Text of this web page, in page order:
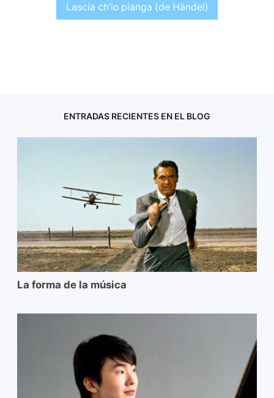
Lascia ch’io pianga (de Händel)
ENTRADAS RECIENTES EN EL BLOG
La forma de la música